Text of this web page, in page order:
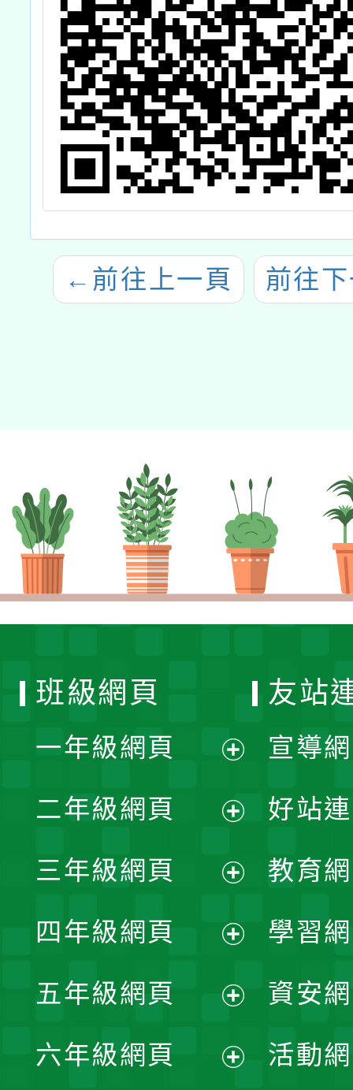
← 前往上一頁 前往
班級網頁
一年級網頁
開
選
單
二年級網頁
開
選
單
三年級網頁
開
選
單
四年級網頁
開
選
五年級網頁
開
六年級網頁
友站
宣導
好站
教育
學習
資安
活動